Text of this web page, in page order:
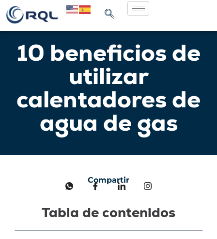
10 beneficios de
utilizar
calentadores de
agua de gas
Compartir
Tabla de contenidos